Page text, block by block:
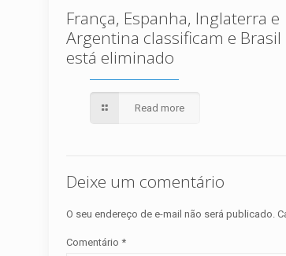
França, Espanha, Inglaterra e
Argentina classificam e Brasil
está eliminado
Read more
Deixe um comentário
O seu endereço de e-mail não será publicado.
Comentário *